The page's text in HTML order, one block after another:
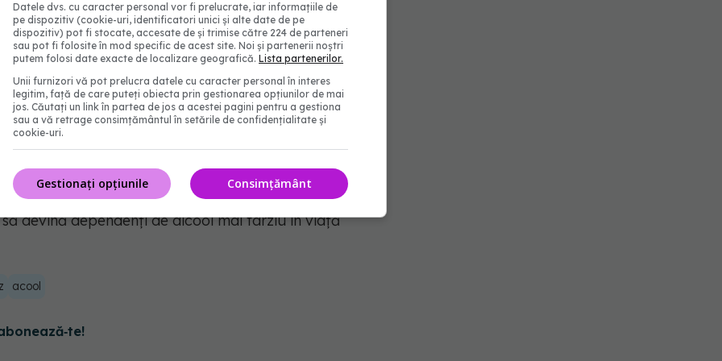
alcool nu sunt, în general, dependenți de alcool,
la dezvoltarea de tratamente farmacologice
"Este foarte important să continuăm să
pentru tratarea tulburărilor de consum alcool.
abuziv, este posibil să îi împiedicați să devină în
care beau obăutură, mai ales în anii lor de
devină dependenți de alcool mai târziu în viață
acool
Datele dvs. cu caracter personal vor fi prelucrate, iar informațiile de
pe dispozitiv (cookie-uri, identificatori unici și alte date de pe
dispozitiv) pot fi stocate, accesate de și trimise către 224 de parteneri
sau pot fi folosite în mod specific de acest site. Noi și partenerii noștri
putem folosi date exacte de localizare geografică. Lista partenerilor.
Unii furnizori vă pot prelucra datele cu caracter personal în interes
legitim, față de care puteți obiecta prin gestionarea opțiunilor de mai
jos. Căutați un link în partea de jos a acestei pagini pentru a gestiona
sau a vă retrage consimțământul în setările de confidențialitate și
cookie-uri.
Consimțământ
Gestionați opțiunile